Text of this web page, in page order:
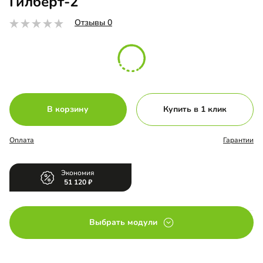
Отзывы 0
В корзину Купить в 1 клик
Оплата Гарантии
Экономия
51 120
Выбрать модули